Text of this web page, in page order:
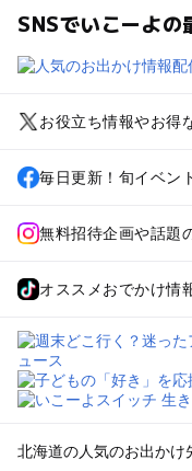
SNSでいこーよの
お役立ち情報やお得
毎日更新！旬イベン
無料招待企画や話題
オススメおでかけ情
北海道の人気のお出かけ